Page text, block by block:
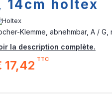
14cm holtex
Klemme, abnehmbar, A / G,
la description complète.
17,42 TTC